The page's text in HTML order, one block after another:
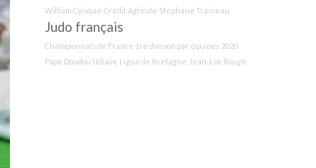
William Cysique Crédit Agricole Stéphane Traineau
Judo français
Championnats de France 1re division par équipes 2020
Pape Doudou Ndiaye Ligue de Bretagne Jean-Luc Rougé